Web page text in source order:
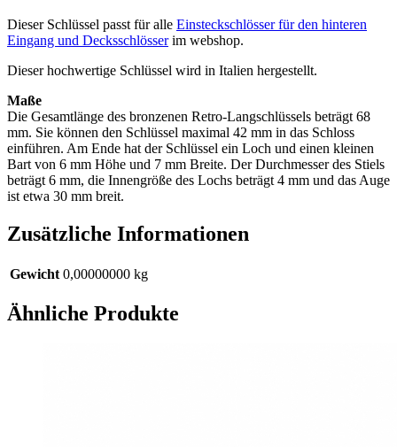
Dieser Schlüssel passt für alle Einsteckschlösser für den hinteren
Eingang und Decksschlösserim webshop.
Dieser hochwertige Schlüssel wird in Italien hergestellt.
Maße
Die Gesamtlänge des bronzenen Retro-Langschlüssels beträgt 68
mm. Sie können den Schlüssel maximal 42 mm in das Schloss
einführen. Am Ende hat der Schlüssel ein Loch und einen kleinen
Bart von 6 mm Höhe und 7 mm Breite. Der Durchmesser des Stiels
beträgt 6 mm, die Innengröße des Lochs beträgt 4 mm und das Auge
ist etwa 30 mm breit.
Zusätzliche Informationen
Gewicht 0,00000000 kg
Ähnliche Produkte